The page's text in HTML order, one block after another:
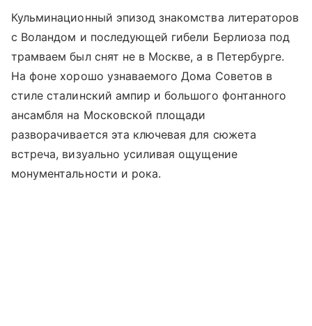
Кульминационный эпизод знакомства литераторов
с Воландом и последующей гибели Берлиоза под
трамваем был снят не в Москве, а в Петербурге.
На фоне хорошо узнаваемого Дома Советов в
стиле сталинский ампир и большого фонтанного
ансамбля на Московской площади
разворачивается эта ключевая для сюжета
встреча, визуально усиливая ощущение
монументальности и рока.